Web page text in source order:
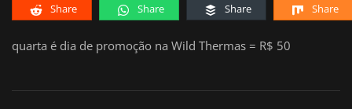
Share
Share Share Share
quarta é dia de promoção na Wild Thermas = R$ 50